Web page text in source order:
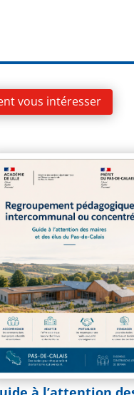
vous intéresser